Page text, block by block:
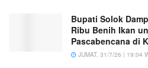
Bupati Solok
Ribu Benih Ikan
Pascabencana di
JUMAT, 31/7/26 | 19:04